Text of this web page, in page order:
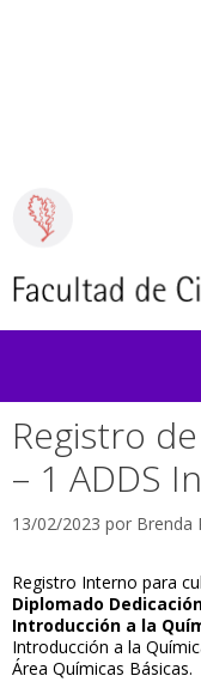
Registro
– 1 ADDS
13/02/2023 por Brenda
Registro Interno para
Diplomado
Introducción a la
Introducción a la
Área Químicas Básicas.